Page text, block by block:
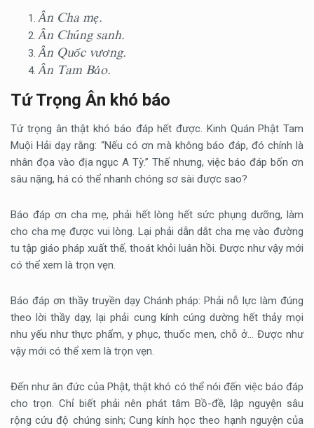
Ân Cha mẹ.
Ân Chúng sanh.
Ân Quốc vương.
Ân Tam Bảo.
Tứ Trọng Ân khó báo
Tứ trọng ân thật khó báo đáp hết được. Kinh Quán Phật Tam
Muội Hải dạy rằng: “Nếu có ơn mà không báo đáp, đó chính là
nhân đọa vào địa ngục A Tỳ.” Thế nhưng, việc báo đáp bốn ơn
sâu nặng, há có thể nhanh chóng sơ sài được sao?
Báo đáp ơn cha mẹ, phải hết lòng hết sức phụng dưỡng, làm
cho cha mẹ được vui lòng. Lại phải dẫn dắt cha mẹ vào đường
tu tập giáo pháp xuất thế, thoát khỏi luân hồi. Được như vậy mới
có thể xem là trọn vẹn.
Báo đáp ơn thầy truyền dạy Chánh pháp: Phải nỗ lực làm đúng
theo lời thầy dạy, lại phải cung kính cúng dường hết thảy mọi
nhu yếu như thực phẩm, y phục, thuốc men, chỗ ở… Được như
vậy mới có thể xem là trọn vẹn.
Đến như ân đức của Phật, thật khó có thể nói đến việc báo đáp
cho trọn. Chỉ biết phải nên phát tâm Bồ-đề, lập nguyện sâu
rộng cứu độ chúng sinh; Cung kính học theo hạnh nguyện của